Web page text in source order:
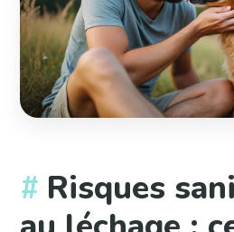
Risques